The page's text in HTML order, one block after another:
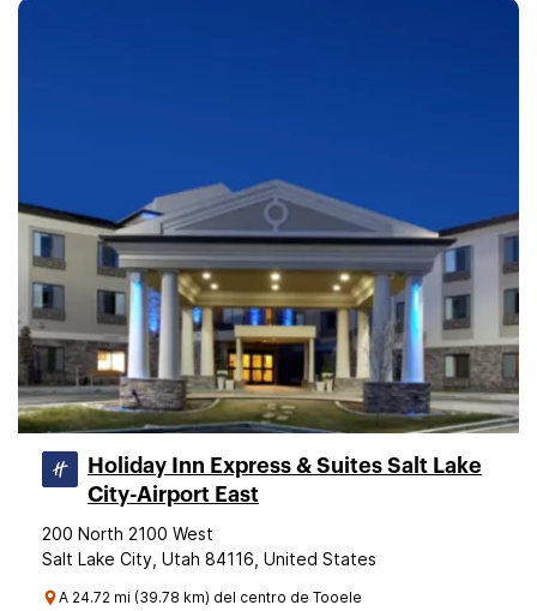
Holiday Inn Express & Suites Salt Lake
City-Airport East
200 North 2100 West
Salt Lake City, Utah 84116, United States
A 24.72 mi (39.78 km) del centro de Tooele